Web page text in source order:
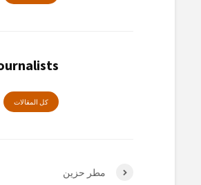
كل المقالات
مطر حزين